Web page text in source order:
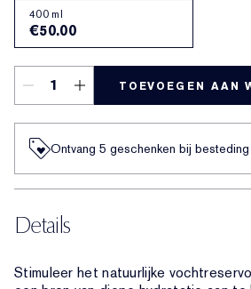
400 ml
€50.00
TOEVOEGEN AAN
Ontvang 5 geschenken bij
Details
Stimuleer het natuurlijke